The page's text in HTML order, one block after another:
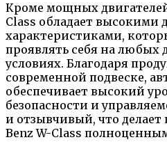
Кроме мощных
Class обладает высокими
характеристиками,
проявлять себя на любых
условиях. Благодаря
современной подвеске,
обеспечивает высокий
безопасности и
и отзывчивый, что делает
Benz W-Class